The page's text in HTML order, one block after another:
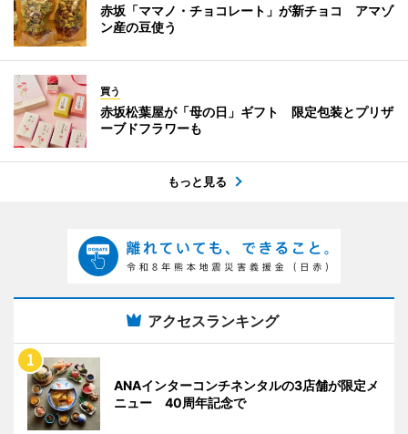
赤坂「ママノ・チョコレート」が新チョコ アマゾ
ン産の豆使う
買う
赤坂松葉屋が「母の日」ギフト 限定包装とプリザ
ーブドフラワーも
もっと見る
アクセスランキング
ANAインターコンチネンタルの3店舗が限定メ
ニュー 40周年記念で